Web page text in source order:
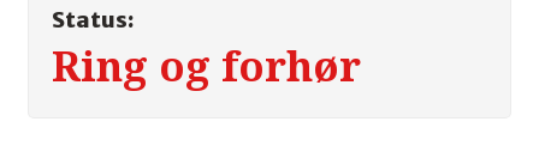
Status:
Ring og forhør